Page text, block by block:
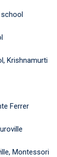
Krishnamurti
Ferrer
Montessori